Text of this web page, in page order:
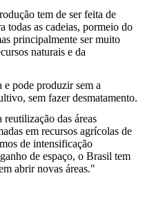
tem de ser feita de
todas as cadeias, pormeio do
principalmente ser muito
naturais e da
pode produzir sem a
sem fazer desmatamento.
das áreas
em recursos agrícolas de
de intensificação
de espaço, o Brasil tem
abrir novas áreas."